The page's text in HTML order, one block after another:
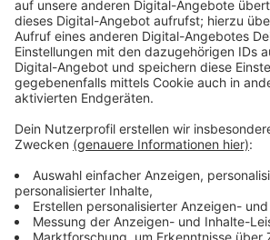
Badesaison ist deswegen schon
Olfen nutzt aber die kommende Zeit:
Naturbad attraktiver gestalten.
sie Schattenplätze, will Holzdecks
den Kleinkinderbereich umbauen. Der
und mit den möglichen Kosten dafür.
September, das Freibad Billerbeck
zum 19. September. Auch das düb in
CabrioBAD in Senden haben ihre